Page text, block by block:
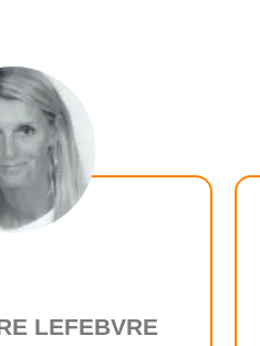
l’équipe Tremplin IEP
l’équipe pédagogique
élève de classe
professeure certifiée,
dans la préparation aux
étudiants à répondre
LEFEBVRE